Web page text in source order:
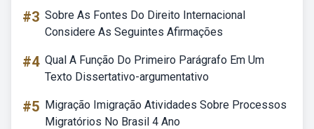
#3 Sobre As Fontes Do Direito Internacional
Considere As Seguintes Afirmações
#4 Qual A Função Do Primeiro Parágrafo Em Um
Texto Dissertativo-argumentativo
#5 Migração Imigração Atividades Sobre Processos
Migratórios No Brasil 4 Ano